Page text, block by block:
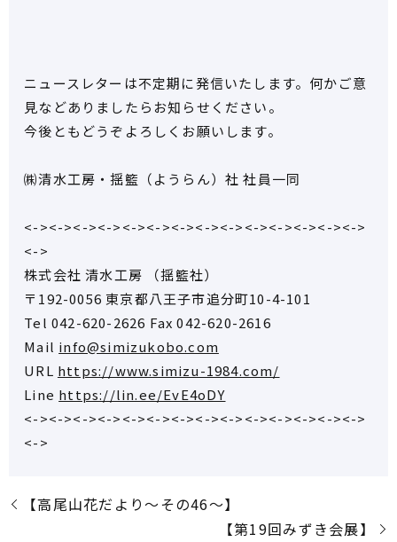
ニュースレターは不定期に発信いたします。何かご意
見などありましたらお知らせください。
今後ともどうぞよろしくお願いします。
㈱清水工房・揺籃（ようらん）社 社員一同
<-><-><-><-><-><-><-><-><-><-><-><-><-><->
<->
株式会社 清水工房 （揺籃社）
〒192-0056 東京都八王子市追分町10-4-101
Tel 042-620-2626 Fax 042-620-2616
Mail info@simizukobo.com
URL https://www.simizu-1984.com/
Line https://lin.ee/EvE4oDY
<-><-><-><-><-><-><-><-><-><-><-><-><-><->
<->
【高尾山花だより～その46～】
【第19回みずき会展】